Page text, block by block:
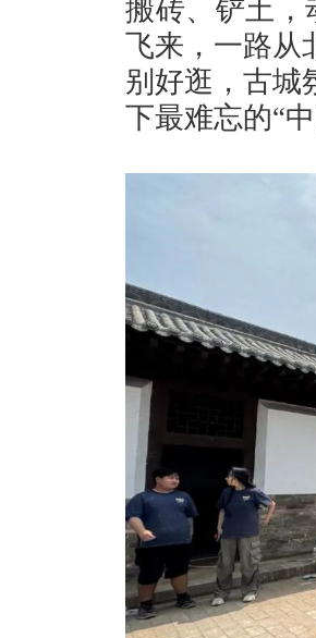
搬砖、铲土，
飞来，一路从
别好逛，古城
下最难忘的“中